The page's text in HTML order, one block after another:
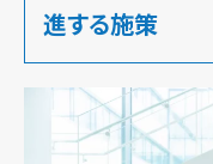
進する施策